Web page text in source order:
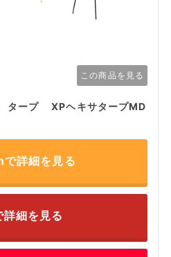
この商品を見る
ープ XPヘキサタープMD
詳細を見る
詳細を見る